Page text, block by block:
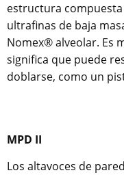
estructura
ultrafinas de baja
Nomex® alveolar. Es
significa que puede
doblarse, como un
MPD II
Los altavoces de